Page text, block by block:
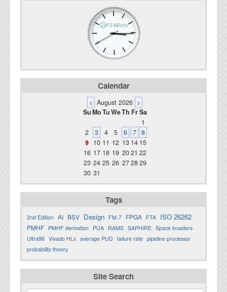
Calendar
< August 2026 >
SuMoTuWeTh FrSa
1
2
3 4 5 6 7 8
9 10 11 12 13 14 15
16 17 18 19 2021 22
23 24 25 26 272829
30 31
Tags
2nd Edition AI BSV Design FM-7 FPGA FTA ISO 26262
PMHF PMHF derivation PUA RAMS SAPHIRE Space invaders
Ultra96 Vivado HLx average PUD failure rate pipeline processor
probability theory
Site Search